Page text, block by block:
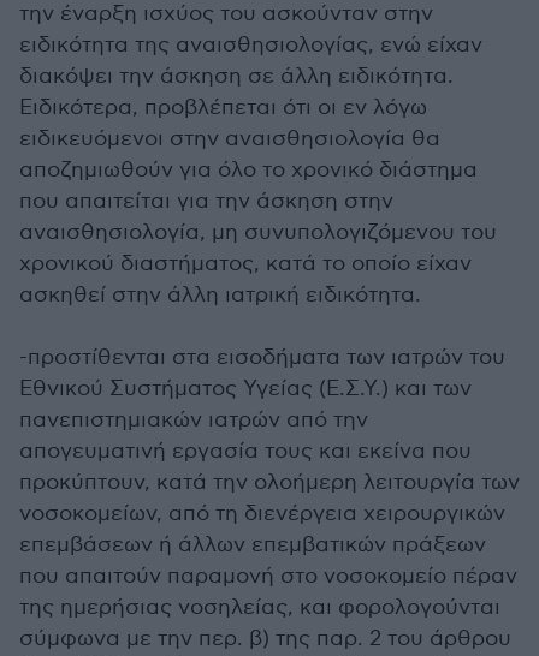
την έναρξη ισχύος του ασκούνταν στην
ειδικότητα της αναισθησιολογίας, ενώ είχαν
διακόψει την άσκηση σε άλλη ειδικότητα.
Ειδικότερα, προβλέπεται ότι οι εν λόγω
ειδικευόμενοι στην αναισθησιολογία θα
αποζημιωθούν για όλο το χρονικό διάστημα
που απαιτείται για την άσκηση στην
αναισθησιολογία, μη συνυπολογιζόμενου του
χρονικού διαστήματος, κατά το οποίο είχαν
ασκηθεί στην άλλη ιατρική ειδικότητα.
-προστίθενται στα εισοδήματα των ιατρών του
Εθνικού Συστήματος Υγείας (Ε.Σ.Υ.) και των
πανεπιστημιακών ιατρών από την
απογευματινή εργασία τους και εκείνα που
προκύπτουν, κατά την ολοήμερη λειτουργία των
νοσοκομείων, από τη διενέργεια χειρουργικών
επεμβάσεων ή άλλων επεμβατικών πράξεων
που απαιτούν παραμονή στο νοσοκομείο πέραν
της ημερήσιας νοσηλείας, και φορολογούνται
σύμφωνα με την περ. β) της παρ. 2 του άρθρου